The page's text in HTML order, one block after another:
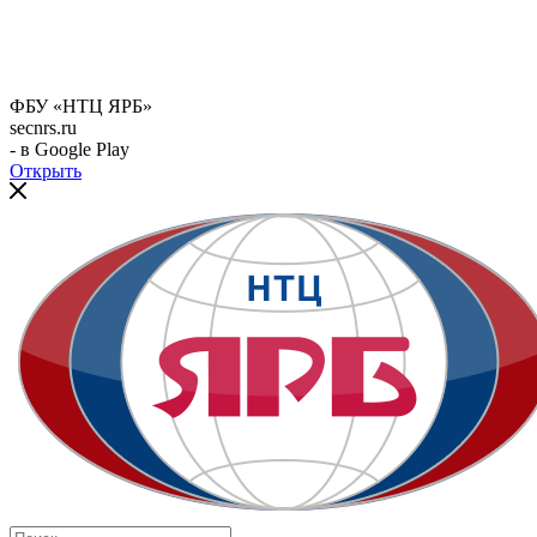
ФБУ «НТЦ ЯРБ»
secnrs.ru
- в Google Play
Открыть